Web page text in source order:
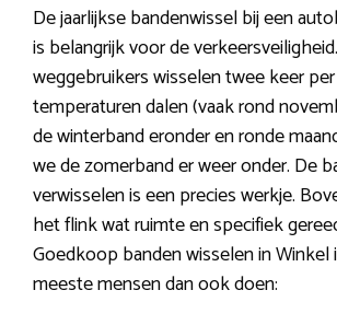
De jaarlijkse bandenwissel bij een
is belangrijk voor de
weggebruikers wisselen twee keer
temperaturen dalen (vaak rond
de winterband eronder en ronde
we de zomerband er weer onder. De
verwisselen is een precies werkje.
het flink wat ruimte en specifiek
Goedkoop banden wisselen in Winkel
meeste mensen dan ook doen: